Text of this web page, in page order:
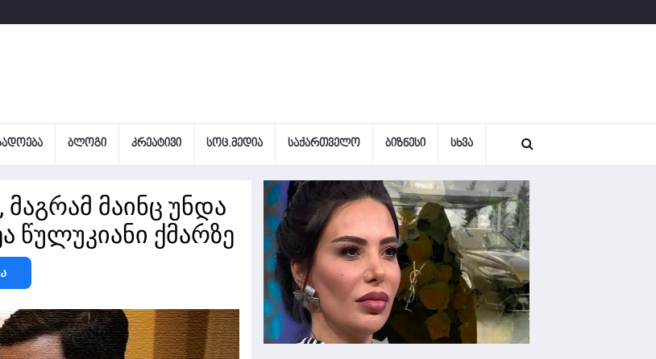
ᲑᲚᲝᲒᲘ ᲙᲠᲔᲐᲢᲘᲕᲘ ᲡᲝᲪ.ᲛᲔᲓᲘᲐ ᲡᲐᲥᲐᲠᲗᲕᲔᲚᲝ ᲑᲘᲖᲜᲔᲡᲘ ᲡᲮᲕᲐ
მაინც უნდა
წულუკიანი ქმარზე